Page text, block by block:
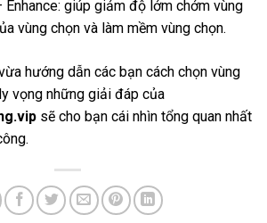
Enhance: giúp giảm độ lởm chởm vùng
vùng chọn và làm mềm vùng chọn.
hướng dẫn các bạn cách chọn vùng
vọng những giải đáp của
sẽ cho bạn cái nhìn tổng quan nhất